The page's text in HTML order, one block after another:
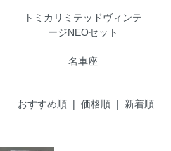
トミカリミテッドヴィンテ
ージNEOセット
名車座
おすすめ順 | 価格順| 新着順